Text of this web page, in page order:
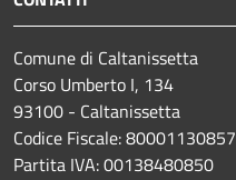
Comune di Caltanissetta
Corso Umberto I, 134
93100 - Caltanissetta
Codice Fiscale: 80001130857
Partita IVA: 00138480850